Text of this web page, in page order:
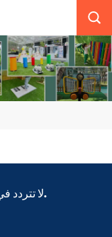
لا تتردد في الاتصال بنا مع أي أسئلة. نحن هنا للمساعدة.